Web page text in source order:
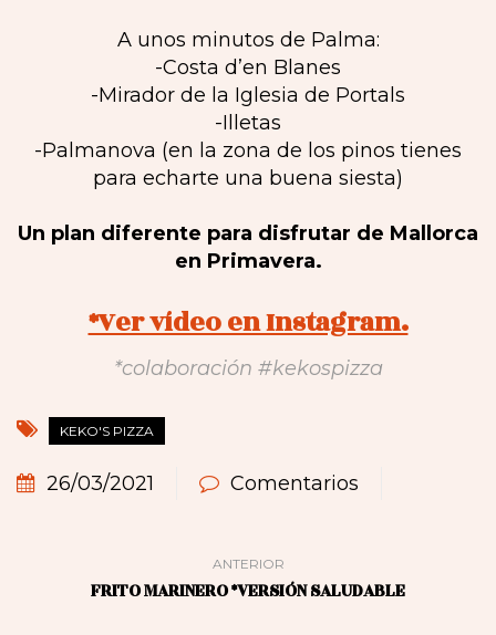
A unos minutos de Palma:
-Costa d’en Blanes
-Mirador de la Iglesia de Portals
-Illetas
-Palmanova (en la zona de los pinos tienes
para echarte una buena siesta)
Un plan diferente para disfrutar de Mallorca
en Primavera.
*Ver vídeo en Instagram.
*colaboración #kekospizza
KEKO'S PIZZA
26/03/2021 Comentarios
ANTERIOR
FRITO MARINERO *VERSIÓN SALUDABLE